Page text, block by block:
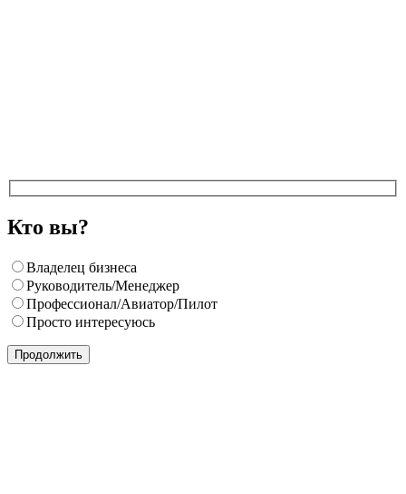
Кто вы?
Владелец бизнеса
Руководитель/Менеджер
Профессионал/Авиатор/Пилот
Просто интересуюсь
Продолжить